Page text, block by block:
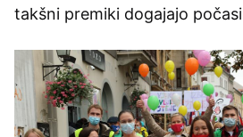
takšni premiki dogajajo